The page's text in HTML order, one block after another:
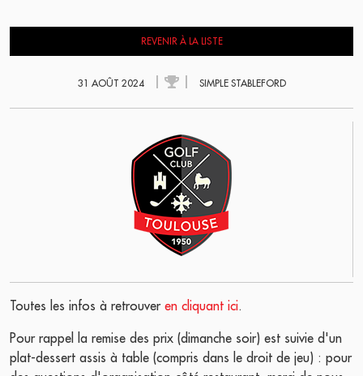
REVENIR À LA LISTE
31 AOÛT 2024 SIMPLE STABLEFORD
Toutes les infos à retrouver en cliquant ici.
Pour rappel la remise des prix (dimanche soir) est suivie d'un
plat-dessert assis à table (compris dans le droit de jeu) : pour